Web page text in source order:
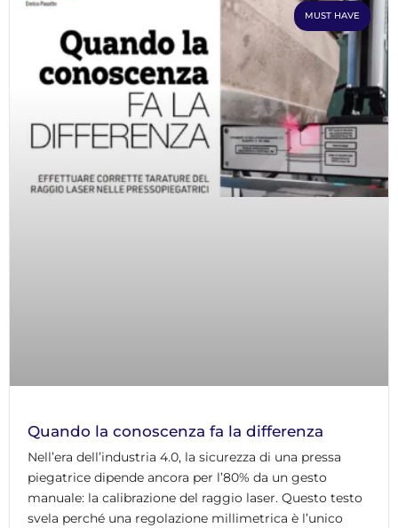
MUST HAVE
Quando la conoscenza fa la differenza
Nell’era dell’industria 4.0, la sicurezza di una pressa
piegatrice dipende ancora per l’80% da un gesto
manuale: la calibrazione del raggio laser. Questo testo
svela perché una regolazione millimetrica è l’unico